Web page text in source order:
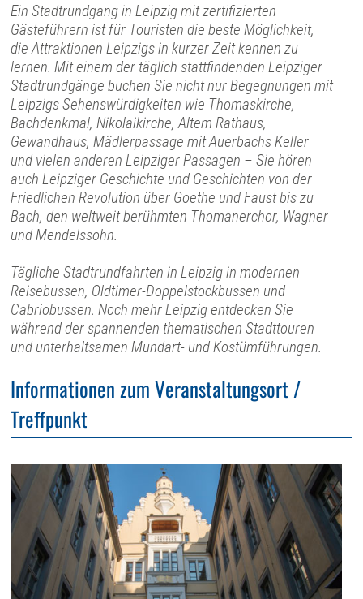
Ein Stadtrundgang in Leipzig mit zertifizierten
Gästeführern ist für Touristen die beste Möglichkeit,
die Attraktionen Leipzigs in kurzer Zeit kennen zu
lernen. Mit einem der täglich stattfindenden Leipziger
Stadtrundgänge buchen Sie nicht nur Begegnungen mit
Leipzigs Sehenswürdigkeiten wie Thomaskirche,
Bachdenkmal, Nikolaikirche, Altem Rathaus,
Gewandhaus, Mädlerpassage mit Auerbachs Keller
und vielen anderen Leipziger Passagen – Sie hören
auch Leipziger Geschichte und Geschichten von der
Friedlichen Revolution über Goethe und Faust bis zu
Bach, den weltweit berühmten Thomanerchor, Wagner
und Mendelssohn.
Tägliche Stadtrundfahrten in Leipzig in modernen
Reisebussen, Oldtimer-Doppelstockbussen und
Cabriobussen. Noch mehr Leipzig entdecken Sie
während der spannenden thematischen Stadttouren
und unterhaltsamen Mundart- und Kostümführungen.
Informationen zum Veranstaltungsort /
Treffpunkt